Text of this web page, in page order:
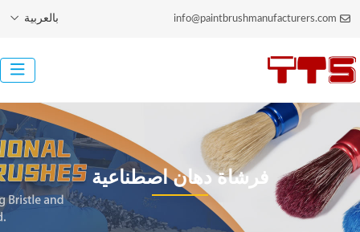
info@paintbrushmanufacturers.com بالعربية
فرشاة دهان اصطناعية